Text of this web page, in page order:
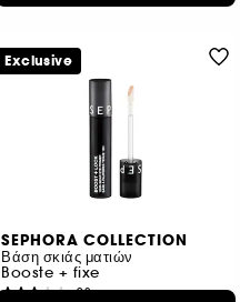
SEPHORA COLLECTION
Βάση σκιάς ματιών
Booste + fixe
92
Exclusive